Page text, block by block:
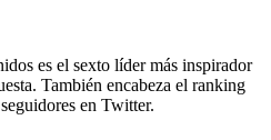
es el sexto líder más inspirador
También encabeza el ranking
en Twitter.